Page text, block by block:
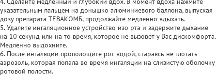
указательным пальцем на донышко алюминиевого баллона, выпуская
дозу препарата ТЕВАКОМБ, продолжайте медленно вдыхать.
5. Удалите ингаляционное устройство изо рта и задержите дыхание
на 10 секунд или на то время, которое не вызовет у Вас дискомфорта.
Медленно выдохните.
6. После ингаляции прополощите рот водой, стараясь не глотать
аэрозоль, которая попала во время ингаляции на слизистую оболочку
ротовой полости.